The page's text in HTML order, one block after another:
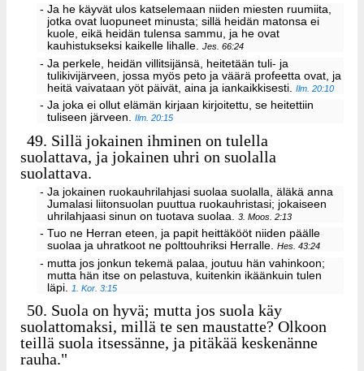
- Ja he käyvät ulos katselemaan niiden miesten ruumiita,
jotka ovat luopuneet minusta; sillä heidän matonsa ei
kuole, eikä heidän tulensa sammu, ja he ovat
kauhistukseksi kaikelle lihalle.Jes. 66:24
- Ja perkele, heidän villitsijänsä, heitetään tuli- ja
tulikivijärveen, jossa myös peto ja väärä profeetta ovat, ja
heitä vaivataan yöt päivät, aina ja iankaikkisesti.Ilm. 20:10
- Ja joka ei ollut elämän kirjaan kirjoitettu, se heitettiin
tuliseen järveen.Ilm. 20:15
49. Sillä jokainen ihminen on tulella
suolattava, ja jokainen uhri on suolalla
suolattava.
- Ja jokainen ruokauhrilahjasi suolaa suolalla, äläkä anna
Jumalasi liitonsuolan puuttua ruokauhristasi; jokaiseen
uhrilahjaasi sinun on tuotava suolaa.3. Moos. 2:13
- Tuo ne Herran eteen, ja papit heittäkööt niiden päälle
suolaa ja uhratkoot ne polttouhriksi Herralle.Hes. 43:24
- mutta jos jonkun tekemä palaa, joutuu hän vahinkoon;
mutta hän itse on pelastuva, kuitenkin ikäänkuin tulen
läpi.1. Kor. 3:15
50. Suola on hyvä; mutta jos suola käy
suolattomaksi, millä te sen maustatte? Olkoon
teillä suola itsessänne, ja pitäkää keskenänne
rauha."